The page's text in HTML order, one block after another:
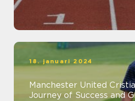
18. januari 2024
Manchester United
Journey of Success and